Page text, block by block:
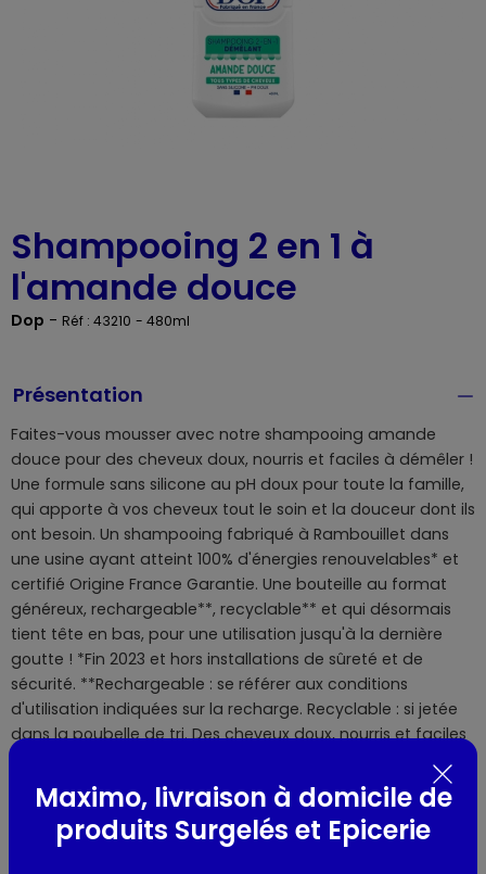
Shampooing 2 en 1 à
l'amande douce
Dop - Réf : 43210 - 480ml
Présentation
Faites-vous mousser avec notre shampooing amande
douce pour des cheveux doux, nourris et faciles à démêler !
Une formule sans silicone au pH doux pour toute la famille,
qui apporte à vos cheveux tout le soin et la douceur dont ils
ont besoin. Un shampooing fabriqué à Rambouillet dans
une usine ayant atteint 100% d'énergies renouvelables* et
certifié Origine France Garantie. Une bouteille au format
généreux, rechargeable**, recyclable** et qui désormais
tient tête en bas, pour une utilisation jusqu'à la dernière
goutte ! *Fin 2023 et hors installations de sûreté et de
sécurité. **Rechargeable : se référer aux conditions
d'utilisation indiquées sur la recharge. Recyclable : si jetée
dans la poubelle de tri. Des cheveux doux, nourris et faciles
Composition / Ingrédients / Allergènes
Maximo, livraison à domicile de
produits Surgelés et Epicerie